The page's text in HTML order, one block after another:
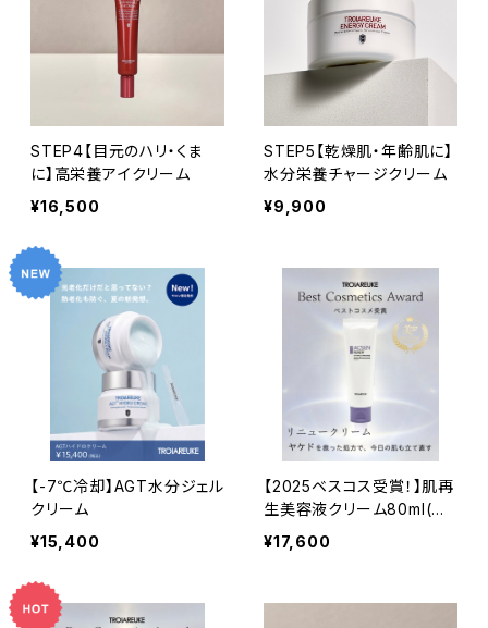
STEP4【目元のハリ・くま
に】高栄養アイクリーム
¥16,500
STEP5【乾燥肌・年齢肌に】
水分栄養チャージクリーム
¥9,900
【-7℃冷却】AGT水分ジェル
クリーム
¥15,400
【2025ベスコス受賞！】肌再
生美容液クリーム80ml(お
得用)
¥17,600